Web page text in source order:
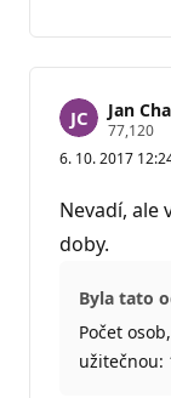
Jan
77,120R
p
t
a
b
d
6. 10. 2017
Nevadí, ale
doby.
Byla tato
Počet
užitečnou: